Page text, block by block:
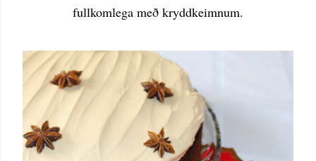
fullkomlega með kryddkeimnum.